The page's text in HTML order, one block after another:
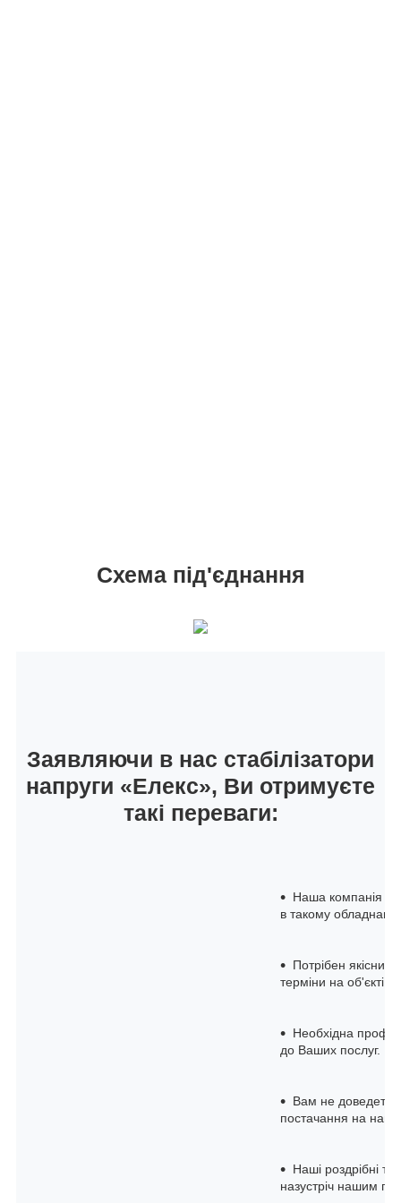
Схема під'єднання
Заявляючи в нас стабілізатори
напруги «Елекс», Ви отримуєте
такі переваги:
Наша компанія на
в такому
Потрібен
терміни на об'єкті
Необхідна
до Ваших послуг.
Вам не
постачання на
Наші роздрібні
назустріч нашим